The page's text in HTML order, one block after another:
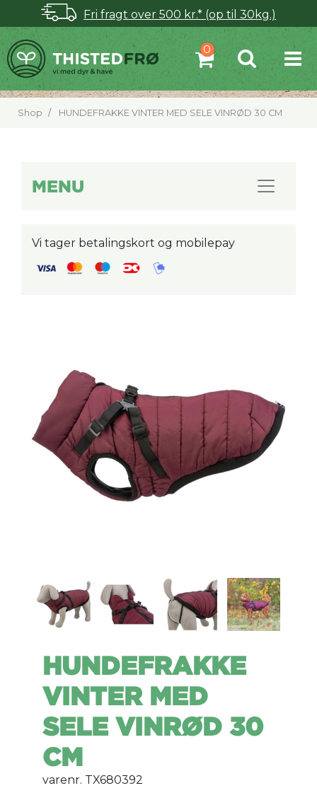
Fri fragt over 500 kr.* (op til 30kg.)
Shop HUNDEFRAKKE VINTER MED SELE VINRØD 30 CM
MENU
Vi tager betalingskort og mobilepay
HUNDEFRAKKE
VINTER MED
SELE VINRØD 30
CM
varenr. TX680392